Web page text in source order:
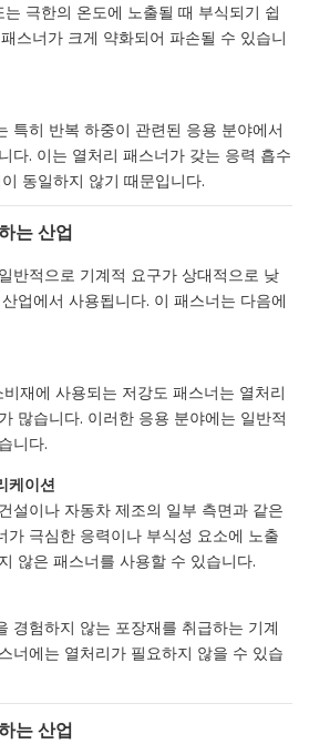
극한의 온도에 노출될 때 부식되기 쉽
스너가 크게 약화되어 파손될 수 있습니
특히 반복 하중이 관련된 응용 분야에서
다. 이는 열처리 패스너가 갖는 응력 흡수
동일하지 않기 때문입니다.
는 산업
반적으로 기계적 요구가 상대적으로 낮
업에서 사용됩니다. 이 패스너는 다음에
재에 사용되는 저강도 패스너는 열처리
많습니다. 이러한 응용 분야에는 일반적
니다.
케이션
설이나 자동차 제조의 일부 측면과 같은
가 극심한 응력이나 부식성 요소에 노출
않은 패스너를 사용할 수 있습니다.
경험하지 않는 포장재를 취급하는 기계
너에는 열처리가 필요하지 않을 수 있습
는 산업